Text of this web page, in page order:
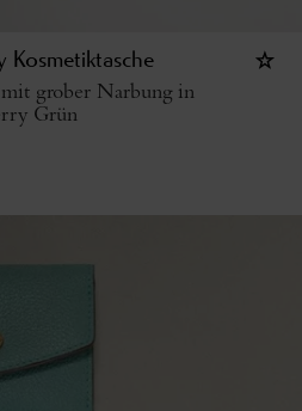
Kosmetiktasche
grober Narbung in
Grün